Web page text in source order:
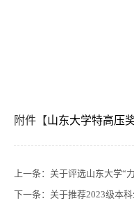
附件【山东大学特高压
上一条： 关于评选山东大学“
下一条： 关于推荐2023级本